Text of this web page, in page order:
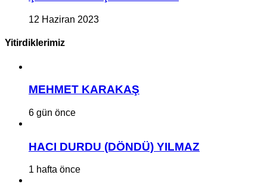
12 Haziran 2023
Yitirdiklerimiz
MEHMET KARAKAŞ
6 gün önce
HACI DURDU (DÖNDÜ) YILMAZ
1 hafta önce